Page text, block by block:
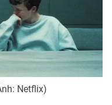
Netflix)